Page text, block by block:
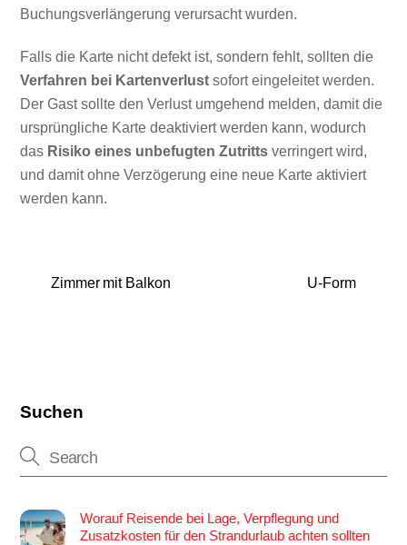
Buchungsverlängerung verursacht wurden.
Falls die Karte nicht defekt ist, sondern fehlt, sollten die
Verfahren bei Kartenverlust sofort eingeleitet werden.
Der Gast sollte den Verlust umgehend melden, damit die
ursprüngliche Karte deaktiviert werden kann, wodurch
das Risiko eines unbefugten Zutritts verringert wird,
und damit ohne Verzögerung eine neue Karte aktiviert
werden kann.
Zimmer mit Balkon U-Form
Suchen
Worauf Reisende bei Lage, Verpflegung und
Zusatzkosten für den Strandurlaub achten sollten